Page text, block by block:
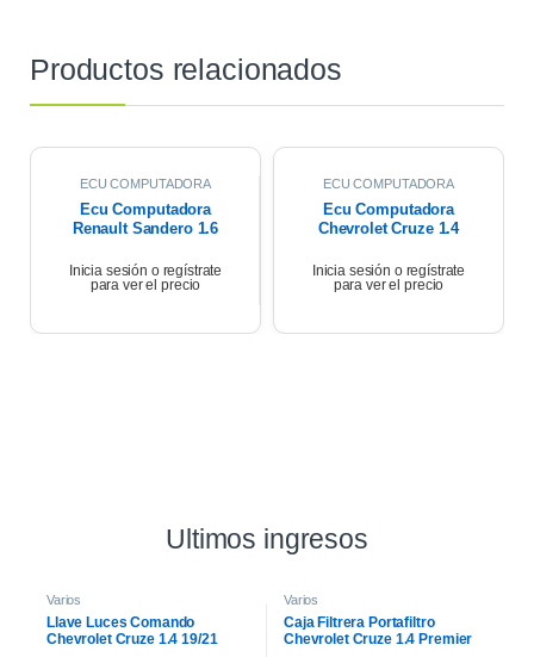
Productos relacionados
ECU COMPUTADORA
Ecu Computadora
Renault Sandero 1.6
Inicia sesión o regístrate
para ver el precio
ECU COMPUTADORA
Ecu Computadora
Chevrolet Cruze 1.4
Inicia sesión o regístrate
para ver el precio
Ultimos ingresos
Varios
Llave Luces Comando
Chevrolet Cruze 1.4 19/21
Varios
Caja Filtrera Portafiltro
Chevrolet Cruze 1.4 Premier